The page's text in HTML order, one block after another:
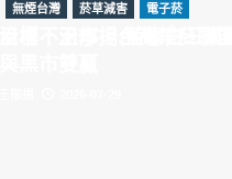
05
無煙台灣 菸草減害 電子菸
反增 王郁揚:藍綠白三黨
黑市雙贏
郁揚
無煙台灣 菸草減害
治標不治本 台灣禁菸聯
郁揚
台灣禁菸聯盟籲效仿英國推